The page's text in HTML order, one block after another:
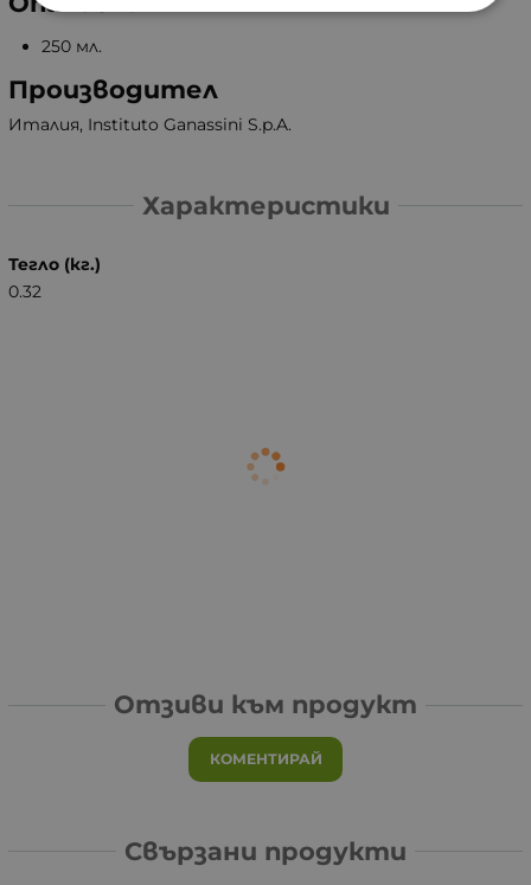
250 мл.
Производител
Италия, Instituto Ganassini S.p.A.
Характеристики
Тегло (кг.)
0.32
Отзиви към продукт
КОМЕНТИРАЙ
Свързани продукти